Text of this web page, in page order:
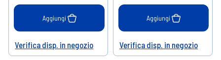
Aggiungi
Help
Verifica disp. in negozio
Aggiungi
Help
Verifica disp. in negozio